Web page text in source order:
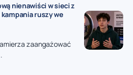
nienawiści w sieci z
ruszy we
zaangażować